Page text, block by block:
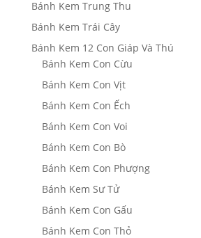
Bánh Kem Trung Thu
Bánh Kem Trái Cây
Bánh Kem 12 Con Giáp Và Thú
Bánh Kem Con Cừu
Bánh Kem Con Vịt
Bánh Kem Con Ếch
Bánh Kem Con Voi
Bánh Kem Con Bò
Bánh Kem Con Phượng
Bánh Kem Sư Tử
Bánh Kem Con Gấu
Bánh Kem Con Thỏ